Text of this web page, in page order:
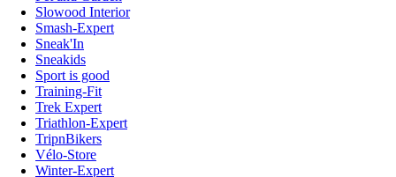
Slowood Interior
Smash-Expert
Sneak'In
Sneakids
Sport is good
Training-Fit
Trek Expert
Triathlon-Expert
TripnBikers
Vélo-Store
Winter-Expert